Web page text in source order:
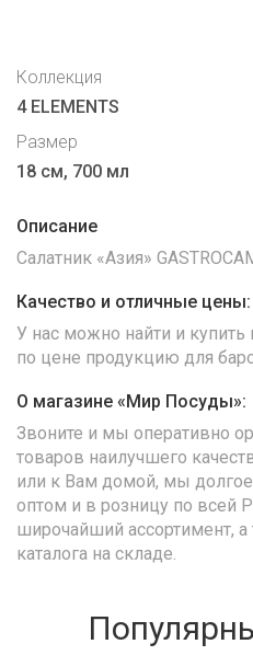
Коллекция
4 ELEMENTS
Размер
18 см, 700 мл
Описание
Салатник «Азия»
Качество и отличные цены:
У нас можно найти и
по цене продукцию для
О магазине «Мир Посуды»:
Звоните и мы оперативно
товаров наилучшего
или к Вам домой, мы
оптом и в розницу по всей
широчайший ассортимент,
каталога на складе.